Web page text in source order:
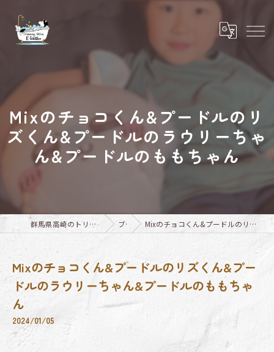
Mixのチョコくん&プードルのリ
ズくん&プードルのラウリーちゃ
ん&プードルのももちゃん
群馬県高崎のトリミングならTrimming Salon E-basho ブログ Mixのチョコくん&プードルのリズくん&プードルのラウリーちゃん&プードルのももちゃん
Mixのチョコくん&プードルのリズくん&プー
ドルのラウリーちゃん&プードルのももちゃ
ん
2024/01/05